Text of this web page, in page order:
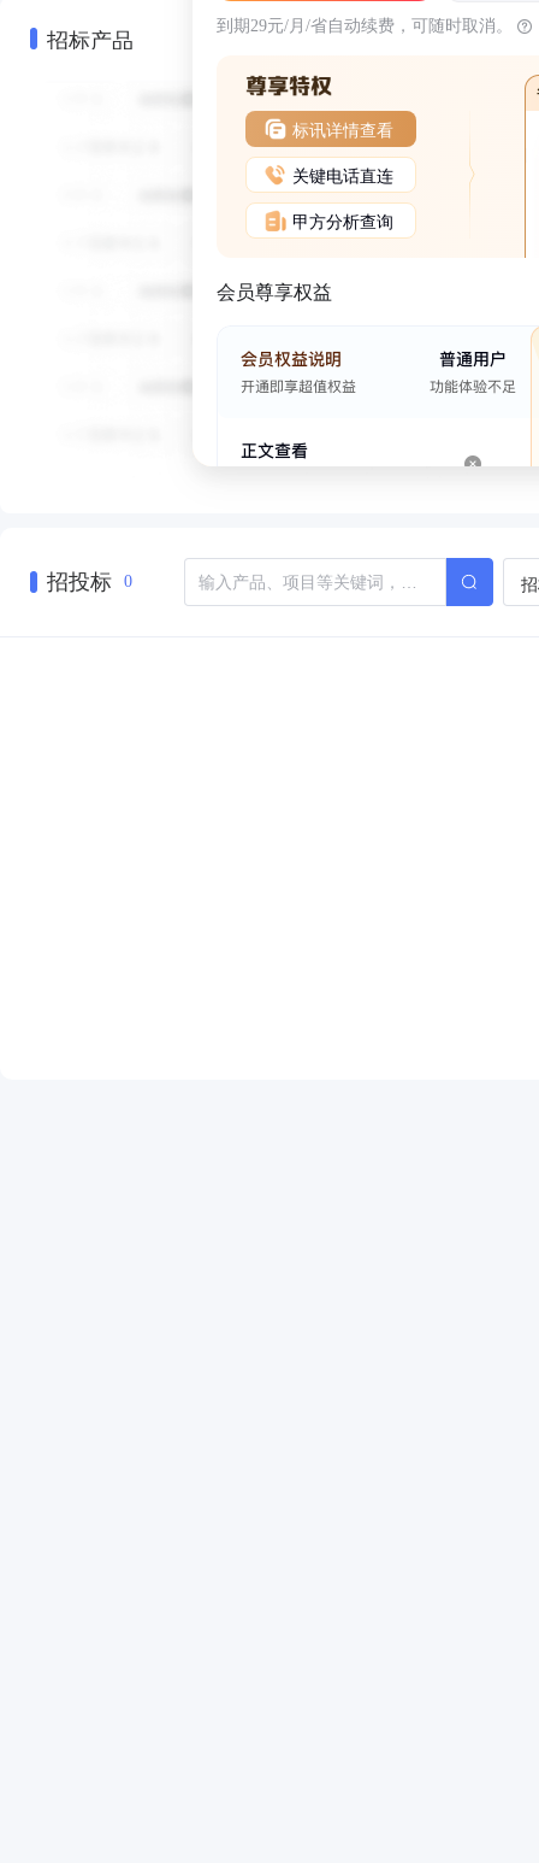
招标产品 到期29元/月/省自动续费，可随时取消。
标讯详情查看
关键电话直连
甲方分析查询
会员尊享权益
招投标 0